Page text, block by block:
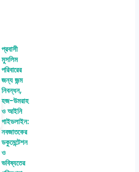
প্রবাসী
মুসলিম
পরিবারের
জন্য জন্ম
নিবন্ধন,
হজ-উমরাহ
ও আইনি
গাইডলাইন:
নবজাতকের
ডকুমেন্টেশন
ও
ভবিষ্যতের